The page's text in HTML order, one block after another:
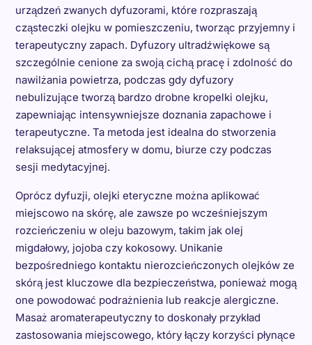
urządzeń zwanych dyfuzorami, które rozpraszają
cząsteczki olejku w pomieszczeniu, tworząc przyjemny i
terapeutyczny zapach. Dyfuzory ultradźwiękowe są
szczególnie cenione za swoją cichą pracę i zdolność do
nawilżania powietrza, podczas gdy dyfuzory
nebulizujące tworzą bardzo drobne kropelki olejku,
zapewniając intensywniejsze doznania zapachowe i
terapeutyczne. Ta metoda jest idealna do stworzenia
relaksującej atmosfery w domu, biurze czy podczas
sesji medytacyjnej.
Oprócz dyfuzji, olejki eteryczne można aplikować
miejscowo na skórę, ale zawsze po wcześniejszym
rozcieńczeniu w oleju bazowym, takim jak olej
migdałowy, jojoba czy kokosowy. Unikanie
bezpośredniego kontaktu nierozcieńczonych olejków ze
skórą jest kluczowe dla bezpieczeństwa, ponieważ mogą
one powodować podrażnienia lub reakcje alergiczne.
Masaż aromaterapeutyczny to doskonały przykład
zastosowania miejscowego, który łączy korzyści płynące